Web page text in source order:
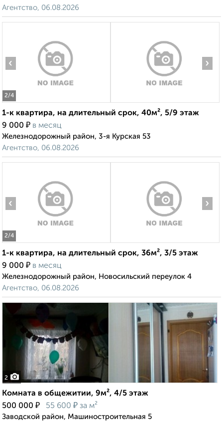
Агентство, 06.08.2026
2/4
‹ ›
1-к квартира, на длительный срок, 40м², 5/9 этаж
9 000 ₽ в месяц
Железнодорожный район, 3-я Курская 53
Агентство, 06.08.2026
2/4
‹ ›
1-к квартира, на длительный срок, 36м², 3/5 этаж
9 000 ₽ в месяц
Железнодорожный район, Новосильский переулок 4
Агентство, 06.08.2026
2
Комната в общежитии, 9м², 4/5 этаж
500 000 ₽ 55 600 ₽ за м²
Заводской район, Машиностроительная 5